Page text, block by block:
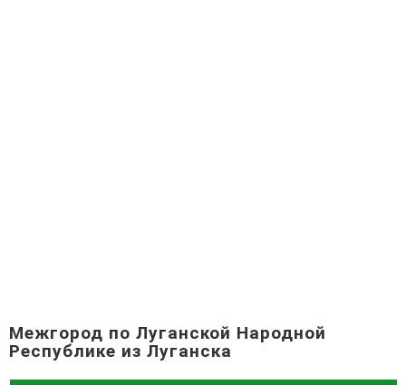
Межгород по Луганской Народной
Республике из Луганска